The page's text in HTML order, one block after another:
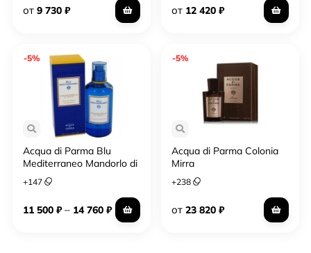
от 9 730 ₽ от 12 420 ₽
-5%
Acqua di Parma Blu
Mediterraneo Mandorlo di
Sicilia
+147
11 500 ₽– 14 760 ₽
-5%
Acqua di Parma Colonia
Mirra
+238
от 23 820 ₽